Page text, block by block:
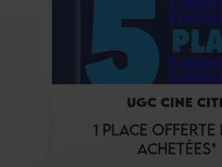
UGC CINE
1 PLACE OFFERTE
ACHETÉES*